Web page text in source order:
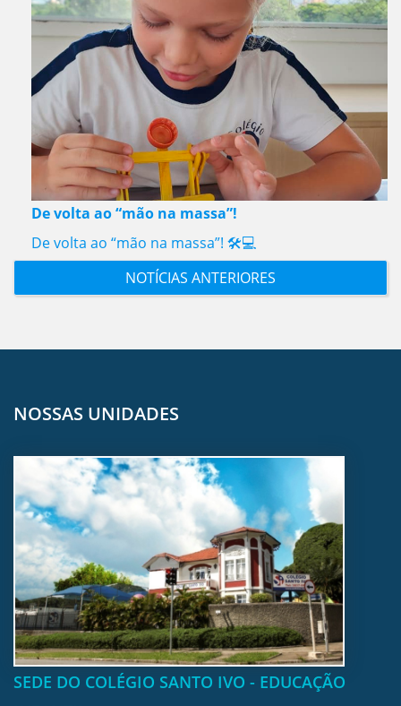
De volta ao “mão na massa”!
De volta ao “mão na massa”! 🛠️💻
NOTÍCIAS ANTERIORES
NOSSAS UNIDADES
SEDE DO COLÉGIO SANTO IVO - EDUCAÇÃO